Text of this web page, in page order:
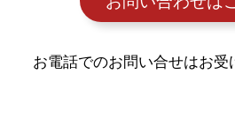
お電話でのお問い合せはお受